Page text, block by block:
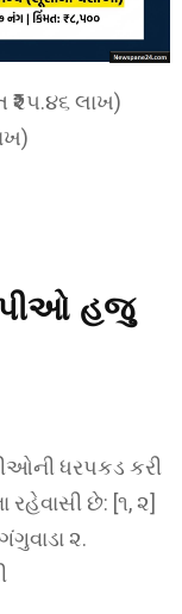
લાખ)
હજુ
ધરપકડ કરી
રહેવાસી છે: [૧, ૨]
૨.